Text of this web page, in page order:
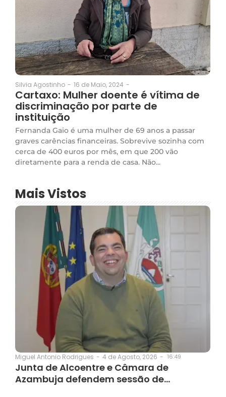
Silvia Agostinho - 16 de Maio, 2024 -
Cartaxo: Mulher doente é vítima de
discriminação por parte de
instituição
Fernanda Gaio é uma mulher de 69 anos a passar
graves carências financeiras. Sobrevive sozinha com
cerca de 400 euros por mês, em que 200 vão
diretamente para a renda de casa. Não...
Mais Vistos
Miguel Antonio Rodrigues - 4 de Agosto, 2026 - 16:49
Junta de Alcoentre e Câmara de
Azambuja defendem sessão de…